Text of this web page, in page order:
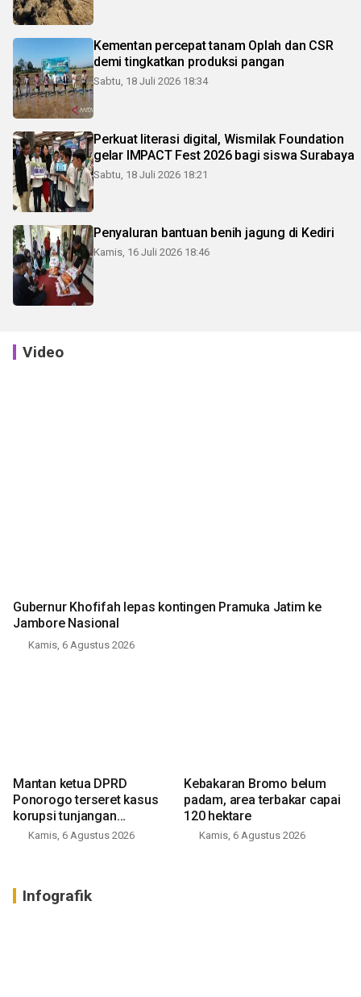
Kementan percepat tanam Oplah dan CSR
demi tingkatkan produksi pangan
Sabtu, 18 Juli 2026 18:34
Perkuat literasi digital, Wismilak Foundation
gelar IMPACT Fest 2026 bagi siswa Surabaya
Sabtu, 18 Juli 2026 18:21
Penyaluran bantuan benih jagung di Kediri
Kamis, 16 Juli 2026 18:46
Video
Gubernur Khofifah lepas kontingen Pramuka Jatim ke
Jambore Nasional
Kamis, 6 Agustus 2026
Mantan ketua DPRD
Ponorogo terseret kasus
korupsi tunjangan
perumahan
Kamis, 6 Agustus 2026
Kebakaran Bromo belum
padam, area terbakar capai
120 hektare
Kamis, 6 Agustus 2026
Infografik